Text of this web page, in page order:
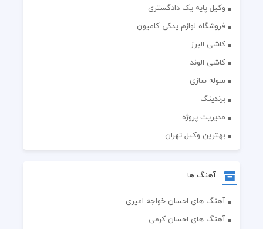
وکیل پایه یک دادگستری
فروشگاه لوازم یدکی کامیون
کاشی البرز
کاشی الوند
سوله سازی
برندینگ
مدیریت پروژه
بهترین وکیل تهران
آهنگ ها
آهنگ های احسان خواجه امیری
آهنگ های احسان کرمی